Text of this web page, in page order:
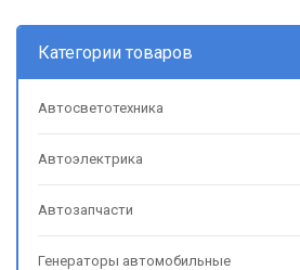
Категории товаров
Автосветотехника
Автоэлектрика
Автозапчасти
Генераторы автомобильные